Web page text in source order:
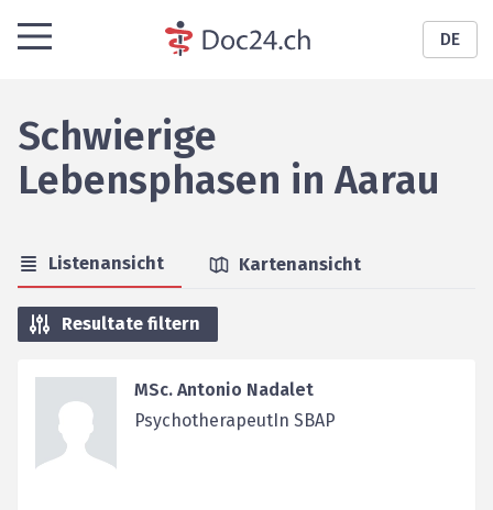
DE
Schwierige
Lebensphasen in Aarau
Listenansicht Kartenansicht
Resultate filtern
MSc. Antonio Nadalet
PsychotherapeutIn SBAP